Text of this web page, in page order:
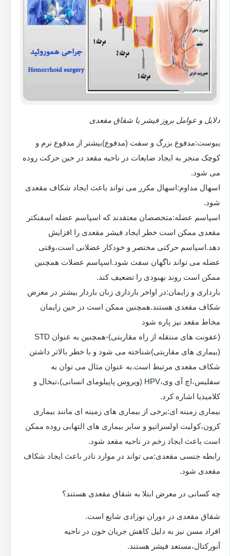
دلایل و عوامل بروز فیشر یا شقاق مقعدی
یبوست:مدفوع بزرگ و سفت (مدفوع)بیشتر از مدفوع نرم و
کوچک منجر به ایجاد ضایعات در ناحیه مقعد در حین حرکت روده
می شود.
اسهال مداوم:اسهال مکرر می تواند باعث ایجاد شکاف مقعدی
شود.
اسپاسم عضله:متخصصان معتقدند که اسپاسم عضله اسفنکتر
مقعدی ممکن است خطر ایجاد فیشر مقعدی را افزایش
دهد.اسپاسم حرکتی مختصر و خودکار عضلانی است،وقتی
عضله می تواند ناگهان سفت شود.اسپاسم عضلات همچنین
ممکن است روند بهبودی را تضعیف کند.
بارداری و زایمان:در اواخر بارداری زنان باردار بیشتر در معرض
شکاف مقعدی هستند.همچنین ممکن است در حین زایمان
مخاط مقعد نیز پاره شود
(عفونت های منتقله از راه مقاربتی)-همچنین به عنوان STD
(بیماری های مقاربتی)شناخته می شود و با خطر بالاتر داشتن
شکاف مقعدی مرتبط است.به عنوان مثال می توان به
سفلیس،اچ آی وی،HPV (ویروس پاپیلومای انسانی)،تبخال و
کلامیدیا اشاره کرد.
بیماری زمینه ای:برخی از بیماری های زمینه ای مانند بیماری
کرون،کولیت اولسراتیو و سایر بیماری های التهابی روده ممکن
است باعث ایجاد زخم در ناحیه مقعد شود.
رابطه جنسی مقعدی:می تواند در موارد نادر باعث ایجاد شکاف
مقعدی شود.
چه کسانی در معرض ابتلا به شقاق مقعدی هستند؟
شقاق مقعدی در دوران نوزادی شایع است.
افراد مسن نیز به دلیل کاهش جریان خون در ناحیه
آنورکتال،مستعد فیشر هستند.